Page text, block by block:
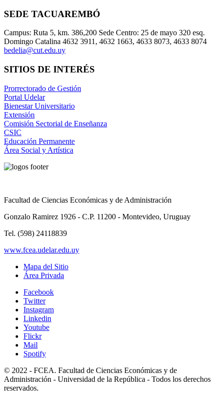
SEDE TACUAREMBÓ
Campus: Ruta 5, km. 386,200 Sede Centro: 25 de mayo 320 esq.
Domingo Catalina 4632 3911, 4632 1663, 4633 8073, 4633 8074
bedelia@cut.edu.uy
SITIOS DE INTERÉS
Prorrectorado de Gestión
Portal Udelar
Bienestar Universitario
Extensión
Comisión Sectorial de Enseñanza
CSIC
Educación Permanente
Área Social y Artística
Facultad de Ciencias Económicas y de Administración
Gonzalo Ramirez 1926 - C.P. 11200 - Montevideo, Uruguay
Tel. (598) 24118839
www.fcea.udelar.edu.uy
Mapa del Sitio
Área Privada
Facebook
Twitter
Instagram
Linkedin
Youtube
Flickr
Mail
Spotify
© 2022 - FCEA. Facultad de Ciencias Económicas y de
Administración - Universidad de la República - Todos los derechos
reservados.